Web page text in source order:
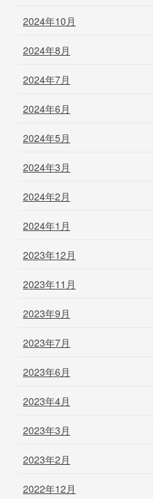
2024年10月
2024年8月
2024年7月
2024年6月
2024年5月
2024年3月
2024年2月
2024年1月
2023年12月
2023年11月
2023年9月
2023年7月
2023年6月
2023年4月
2023年3月
2023年2月
2022年12月